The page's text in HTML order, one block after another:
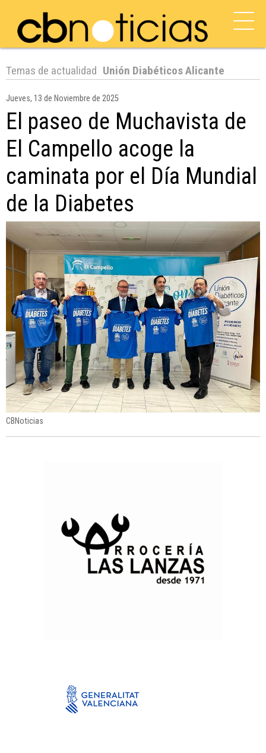
Temas de actualidad Unión Diabéticos Alicante
Jueves, 13 de Noviembre de 2025
El paseo de Muchavista de
El Campello acoge la
caminata por el Día Mundial
de la Diabetes
CBNoticias